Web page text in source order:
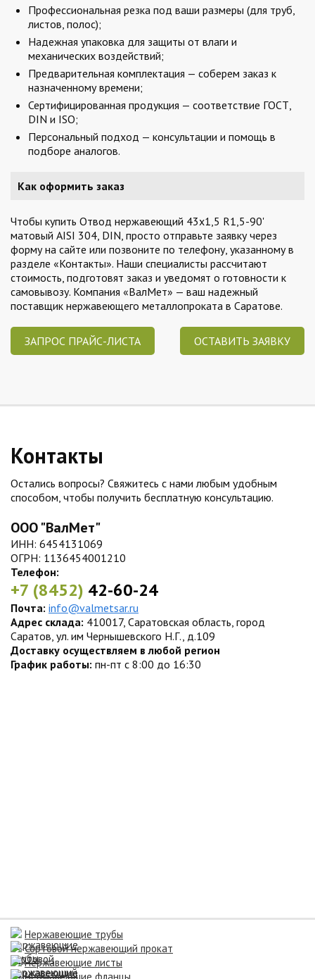
Профессиональная резка под ваши размеры (для труб,
листов, полос);
Надежная упаковка для защиты от влаги и
механических воздействий;
Предварительная комплектация — соберем заказ к
назначенному времени;
Сертифицированная продукция — соответствие ГОСТ,
DIN и ISO;
Персональный подход — консультации и помощь в
подборе аналогов.
Как оформить заказ
Чтобы купить Отвод нержавеющий 43х1,5 R1,5-90'
матовый AISI 304, DIN, просто отправьте заявку через
форму на сайте или позвоните по телефону, указанному в
разделе «Контакты». Наши специалисты рассчитают
стоимость, подготовят заказ и уведомят о готовности к
самовывозу. Компания «ВалМет» — ваш надежный
поставщик нержавеющего металлопроката в Саратове.
ЗАПРОС ПРАЙС-ЛИСТА ОСТАВИТЬ ЗАЯВКУ
Контакты
Остались вопросы? Свяжитесь с нами любым удобным
способом, чтобы получить бесплатную консультацию.
ООО "ВалМет"
ИНН: 6454131069
ОГРН: 1136454001210
Телефон:
+7 (8452) 42-60-24
Почта: info@valmetsar.ru
Адрес склада: 410017, Саратовская область, город
Саратов, ул. им Чернышевского Н.Г., д.109
Доставку осуществляем в любой регион
График работы: пн-пт с 8:00 до 16:30
Нержавеющие трубы
Сортовой нержавеющий прокат
Нержавеющие листы
Нержавеющие фланцы